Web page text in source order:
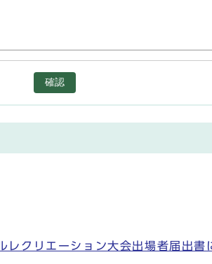
確認
レクリエーション大会出場者届出書